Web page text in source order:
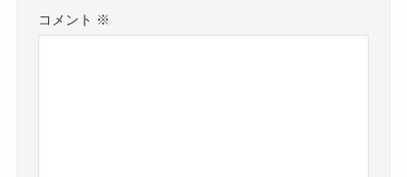
コメント ※